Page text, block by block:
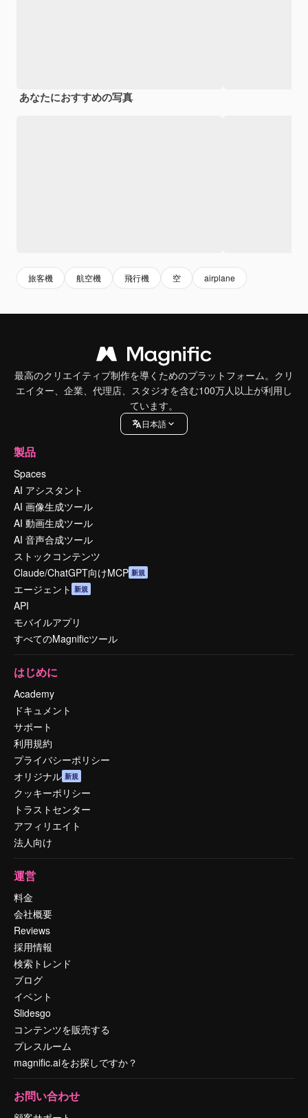
あなたにおすすめの写真
旅客機 航空機 飛行機 空 airplane
最高のクリエイティブ制作を導くためのプラットフォーム。クリ
エイター、企業、代理店、スタジオを含む100万人以上が利用し
ています。
日本語
製品
Spaces
AI アシスタント
AI 画像生成ツール
AI 動画生成ツール
AI 音声合成ツール
ストックコンテンツ
Claude/ChatGPT向けMCP 新規
エージェント 新規
API
モバイルアプリ
すべてのMagnificツール
はじめに
Academy
ドキュメント
サポート
利用規約
プライバシーポリシー
オリジナル 新規
クッキーポリシー
トラストセンター
アフィリエイト
法人向け
運営
料金
会社概要
Reviews
採用情報
検索トレンド
ブログ
イベント
Slidesgo
コンテンツを販売する
プレスルーム
magnific.aiをお探しですか？
お問い合わせ